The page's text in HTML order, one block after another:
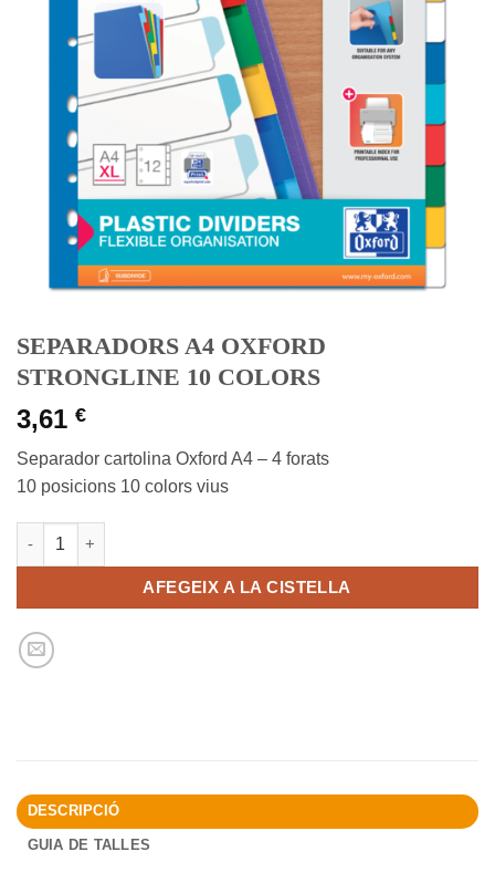
SEPARADORS A4 OXFORD
STRONGLINE 10 COLORS
3,61 €
Separador cartolina Oxford A4 – 4 forats
10 posicions 10 colors vius
quantitat de SEPARADORS A4 OXFORD STRONGLINE 10
AFEGEIX A LA CISTELLA
DESCRIPCIÓ
GUIA DE TALLES